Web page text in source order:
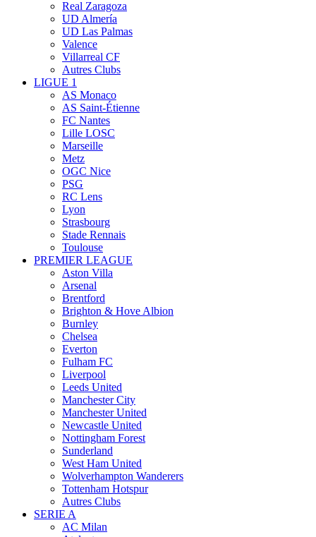
Real Zaragoza
UD Almería
UD Las Palmas
Valence
Villarreal CF
Autres Clubs
LIGUE 1
AS Monaco
AS Saint-Étienne
FC Nantes
Lille LOSC
Marseille
Metz
OGC Nice
PSG
RC Lens
Lyon
Strasbourg
Stade Rennais
Toulouse
PREMIER LEAGUE
Aston Villa
Arsenal
Brentford
Brighton & Hove Albion
Burnley
Chelsea
Everton
Fulham FC
Liverpool
Leeds United
Manchester City
Manchester United
Newcastle United
Nottingham Forest
Sunderland
West Ham United
Wolverhampton Wanderers
Tottenham Hotspur
Autres Clubs
SERIE A
AC Milan